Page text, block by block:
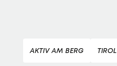
AKTIV AM BERG TIROL